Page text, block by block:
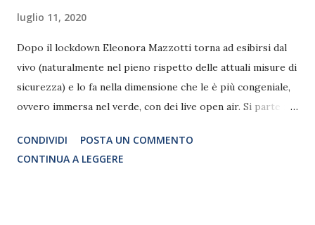
luglio 11, 2020
Dopo il lockdown Eleonora Mazzotti torna ad esibirsi dal
vivo (naturalmente nel pieno rispetto delle attuali misure di
sicurezza) e lo fa nella dimensione che le è più congeniale,
ovvero immersa nel verde, con dei live open air. Si parte il
sera, Visite in musica”, evento che prevede visite guidate e
un momento musicale di Eleonora Mazzotti, che canterà
CONDIVIDI
POSTA UN COMMENTO
CONTINUA A LEGGERE